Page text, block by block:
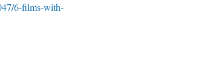
6-films-with-